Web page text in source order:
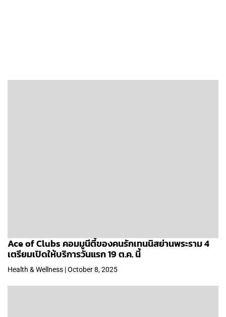
Ace of Clubs คอมมูนีตี้ของคนรักเทนนิสย่านพระราม 4
เตรียมเปิดให้บริการวันแรก 19 ต.ค. นี้
Health & Wellness | October 8, 2025